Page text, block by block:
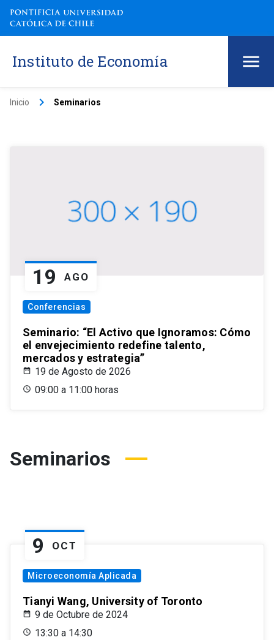
Instituto de Economía
Inicio keyboard_arrow_right Seminarios
19 AGO
Conferencias
Seminario: “El Activo que Ignoramos: Cómo
el envejecimiento redefine talento,
mercados y estrategia”
19 de Agosto de 2026
09:00 a 11:00 horas
Seminarios
9 OCT
Microeconomía Aplicada
Tianyi Wang, University of Toronto
9 de Octubre de 2024
13:30 a 14:30